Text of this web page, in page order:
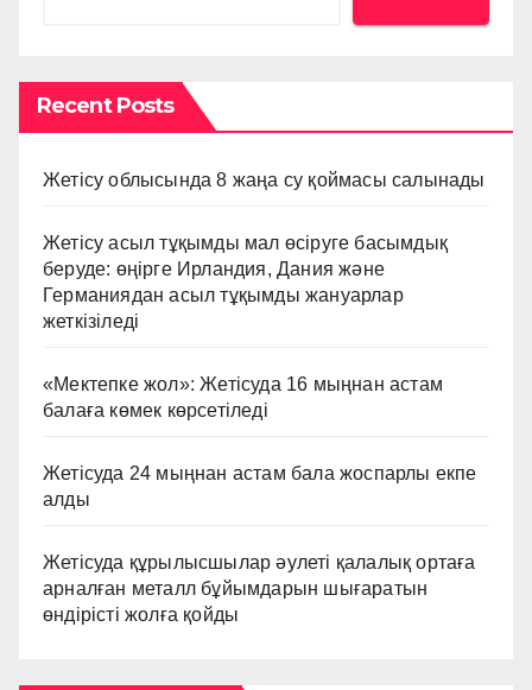
Recent Posts
Жетісу облысында 8 жаңа су қоймасы салынады
Жетісу асыл тұқымды мал өсіруге басымдық
беруде: өңірге Ирландия, Дания және
Германиядан асыл тұқымды жануарлар
жеткізіледі
«Мектепке жол»: Жетісуда 16 мыңнан астам
балаға көмек көрсетіледі
Жетісуда 24 мыңнан астам бала жоспарлы екпе
алды
Жетісуда құрылысшылар әулеті қалалық ортаға
арналған металл бұйымдарын шығаратын
өндірісті жолға қойды